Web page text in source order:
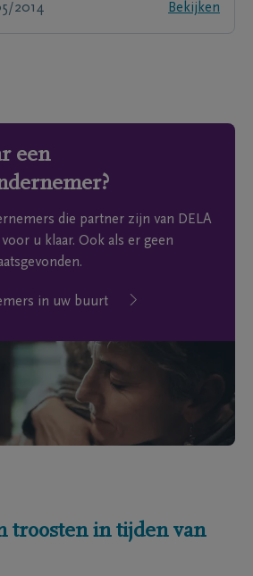
2014
Bekijken
een
die partner zijn van DELA
u klaar. Ook als er geen
in uw buurt
troosten in tijden van